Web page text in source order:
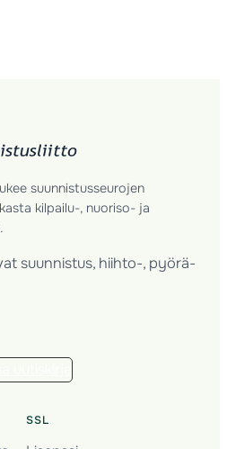
suunnistusseurojen
kilpailu-, nuoriso- ja
suunnistus, hiihto-, pyörä-
SSL